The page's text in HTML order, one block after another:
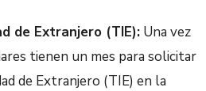
de Extranjero (TIE): Una vez
tienen un mes para solicitar
de Extranjero (TIE) en la